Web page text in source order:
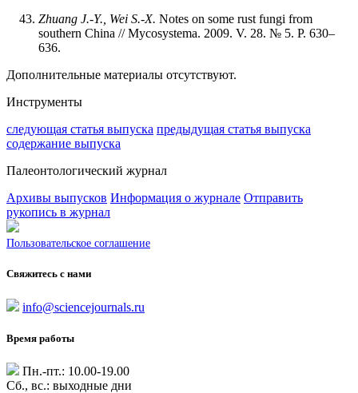
Zhuang J.-Y., Wei S.-X. Notes on some rust fungi from
southern China // Mycosystema. 2009. V. 28. № 5. P. 630–
636.
Дополнительные материалы отсутствуют.
Инструменты
следующая статья выпуска предыдущая статья выпуска
содержание выпуска
Палеонтологический журнал
Архивы выпусков Информация о журнале Отправить
рукопись в журнал
Пользовательское соглашение
Свяжитесь с нами
info@sciencejournals.ru
Время работы
Пн.-пт.: 10.00-19.00
Сб., вс.: выходные дни